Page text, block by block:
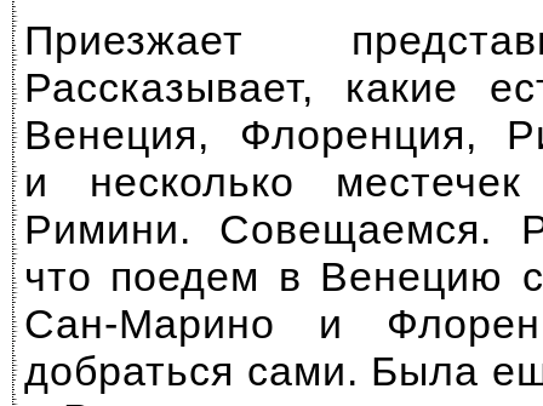
Приезжает
Рассказывает, какие
Венеция, Флоренция,
и несколько
Римини. Совещаемся.
что поедем в Венецию
Сан-Марино и
добраться сами. Была